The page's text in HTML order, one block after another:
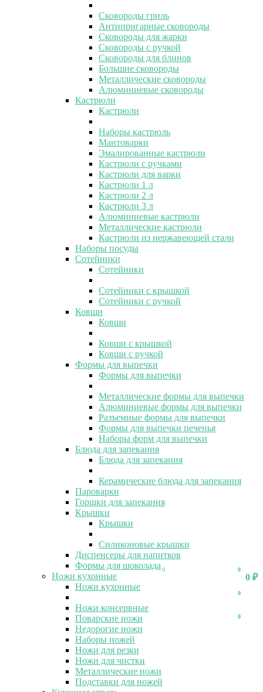
0
0 ₽
0
0
0
Сковороды гриль
Антипригарные сковороды
Сковороды для жарки
Сковороды с ручкой
Сковороды для блинов
Большие сковороды
Металлические сковороды
Алюминиевые сковороды
Кастрюли
Кастрюли
Наборы кастрюль
Мантоварки
Эмалированные кастрюли
Кастрюли с ручками
Кастрюли для варки
Кастрюли 1 л
Кастрюли 2 л
Кастрюли 3 л
Алюминиевые кастрюли
Металлические кастрюли
Кастрюли из нержавеющей стали
Наборы посуды
Сотейники
Сотейники
Сотейники с крышкой
Сотейники с ручкой
Ковши
Ковши
Ковши с крышкой
Ковши с ручкой
Формы для выпечки
Формы для выпечки
Металлические формы для выпечки
Алюминиевые формы для выпечки
Разъемные формы для выпечки
Формы для выпечки печенья
Наборы форм для выпечки
Блюда для запекания
Блюда для запекания
Керамические блюда для запекания
Пароварки
Горшки для запекания
Крышки
Крышки
Силиконовые крышки
Диспенсеры для напитков
Формы для шоколада
Ножи кухонные
Ножи кухонные
Ножи консервные
Поварские ножи
Недорогие ножи
Наборы ножей
Ножи для резки
Ножи для чистки
Металлические ножи
Подставки для ножей